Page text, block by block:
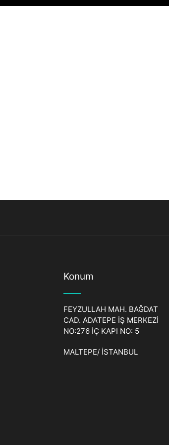
Konum
FEYZULLAH MAH. BAĞDAT
CAD. ADATEPE İŞ MERKEZİ
NO:276 İÇ KAPI NO: 5
MALTEPE/ İSTANBUL